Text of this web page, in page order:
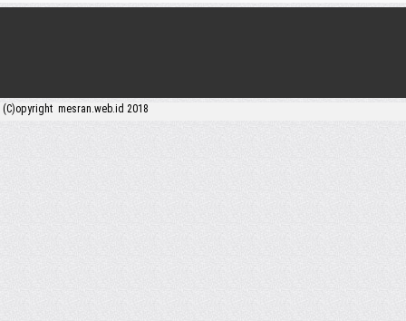
(C)opyright mesran.web.id 2018